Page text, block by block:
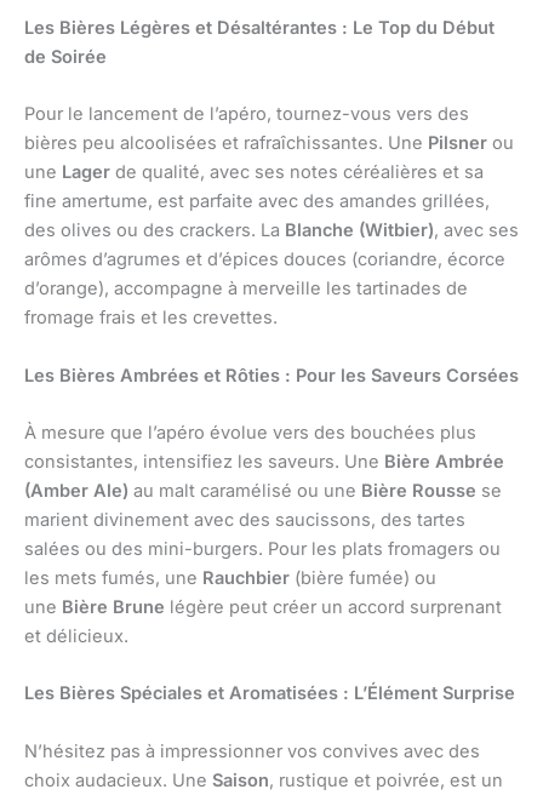
Les Bières Légères et Désaltérantes : Le Top du Début
de Soirée
Pour le lancement de l’apéro, tournez-vous vers des
bières peu alcoolisées et rafraîchissantes. Une Pilsner ou
une Lager de qualité, avec ses notes céréalières et sa
fine amertume, est parfaite avec des amandes grillées,
des olives ou des crackers. La Blanche (Witbier), avec ses
arômes d’agrumes et d’épices douces (coriandre, écorce
d’orange), accompagne à merveille les tartinades de
fromage frais et les crevettes.
Les Bières Ambrées et Rôties : Pour les Saveurs Corsées
À mesure que l’apéro évolue vers des bouchées plus
consistantes, intensifiez les saveurs. Une Bière Ambrée
(Amber Ale) au malt caramélisé ou une Bière Rousse se
marient divinement avec des saucissons, des tartes
salées ou des mini-burgers. Pour les plats fromagers ou
les mets fumés, une Rauchbier (bière fumée) ou
une Bière Brune légère peut créer un accord surprenant
et délicieux.
Les Bières Spéciales et Aromatisées : L’Élément Surprise
N’hésitez pas à impressionner vos convives avec des
choix audacieux. Une Saison, rustique et poivrée, est un